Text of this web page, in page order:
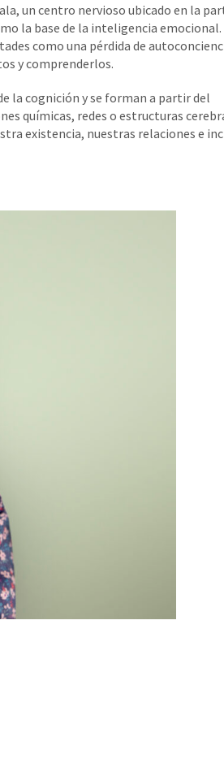
un centro nervioso ubicado en la
la base de la inteligencia emocional.
como una pérdida de
y comprenderlos.
la cognición y se forman a partir del
químicas, redes o estructuras
existencia, nuestras relaciones e